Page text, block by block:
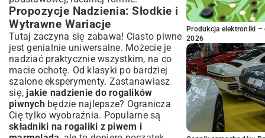
Propozycje Nadzienia: Słodkie i
Wytrawne Wariacje
Tutaj zaczyna się zabawa! Ciasto piwne
jest genialnie uniwersalne. Możecie je
nadziać praktycznie wszystkim, na co
macie ochotę. Od klasyki po bardziej
szalone eksperymenty. Zastanawiasz
się, jakie nadzienie do rogalików
piwnychbędzie najlepsze? Ogranicza
Cię tylko wyobraźnia. Popularne są
składniki na rogaliki z piwem i
Produkcja elektroniki –
2026